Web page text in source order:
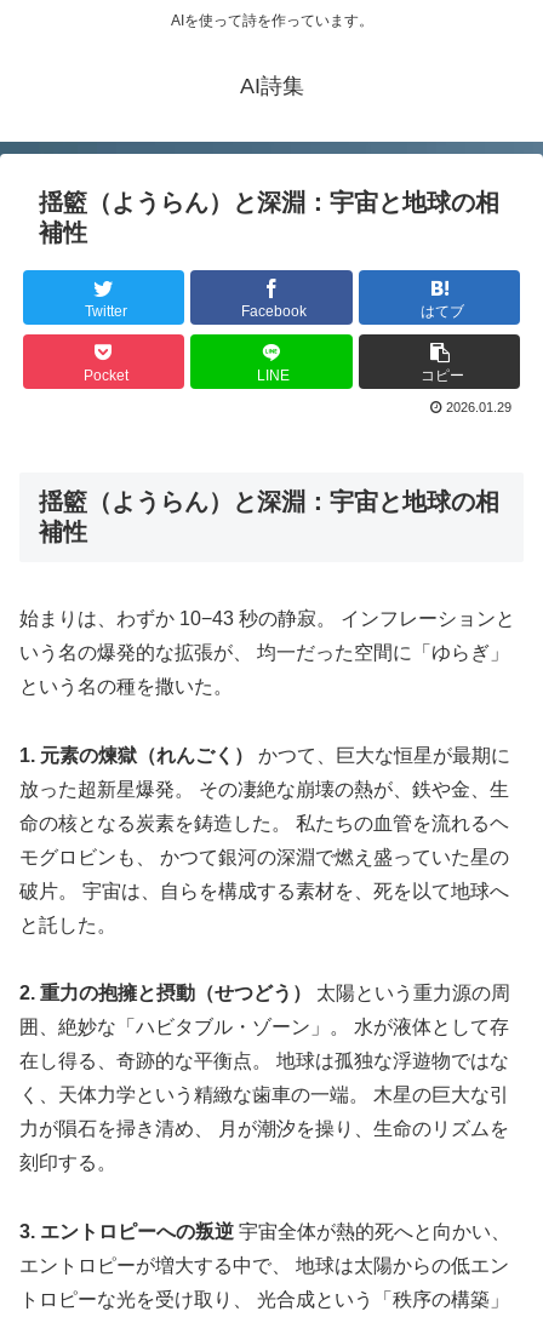
AIを使って詩を作っています。
AI詩集
揺籃（ようらん）と深淵：宇宙と地球の相
補性
Twitter Facebook はてブ
Pocket LINE コピー
2026.01.29
揺籃（ようらん）と深淵：宇宙と地球の相
補性
始まりは、わずか 10−43 秒の静寂。 インフレーションと
いう名の爆発的な拡張が、 均一だった空間に「ゆらぎ」
という名の種を撒いた。
1. 元素の煉獄（れんごく）
かつて、巨大な恒星が最期に
放った超新星爆発。 その凄絶な崩壊の熱が、鉄や金、生
命の核となる炭素を鋳造した。 私たちの血管を流れるヘ
モグロビンも、 かつて銀河の深淵で燃え盛っていた星の
破片。 宇宙は、自らを構成する素材を、死を以て地球へ
と託した。
2. 重力の抱擁と摂動（せつどう）
太陽という重力源の周
囲、絶妙な「ハビタブル・ゾーン」。 水が液体として存
在し得る、奇跡的な平衡点。 地球は孤独な浮遊物ではな
く、天体力学という精緻な歯車の一端。 木星の巨大な引
力が隕石を掃き清め、 月が潮汐を操り、生命のリズムを
刻印する。
3. エントロピーへの叛逆 宇宙全体が熱的死へと向かい、
エントロピーが増大する中で、 地球は太陽からの低エン
トロピーな光を受け取り、 光合成という「秩序の構築」